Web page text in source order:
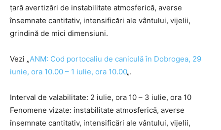
țară avertizări de instabilitate atmosferică, averse
însemnate cantitativ, intensificări ale vântului, vijelii,
grindină de mici dimensiuni.
Vezi „ANM: Cod portocaliu de caniculă în Dobrogea, 29
iunie, ora 10.00 – 1 iulie, ora 10.00„.
Interval de valabilitate: 2 iulie, ora 10 – 3 iulie, ora 10
Fenomene vizate: instabilitate atmosferică, averse
însemnate cantitativ, intensificări ale vântului, vijelii,